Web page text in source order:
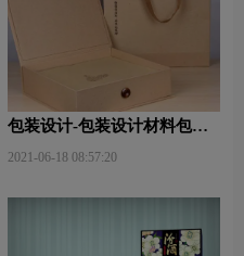
包装设计-包装设计材料包含
2021-06-18 08:57:20